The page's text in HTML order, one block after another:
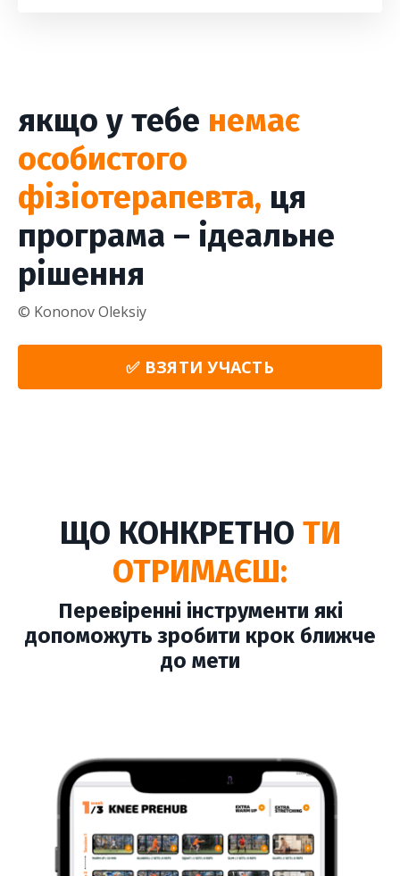
якщо у тебе немає
особистого
фізіотерапевта, ця
програма – ідеальне
рішення
© Kononov Oleksiy
✅ ВЗЯТИ УЧАСТЬ
ЩО КОНКРЕТНО ТИ
ОТРИМАЄШ:
Перевіренні інструменти які
допоможуть зробити крок ближче
до мети